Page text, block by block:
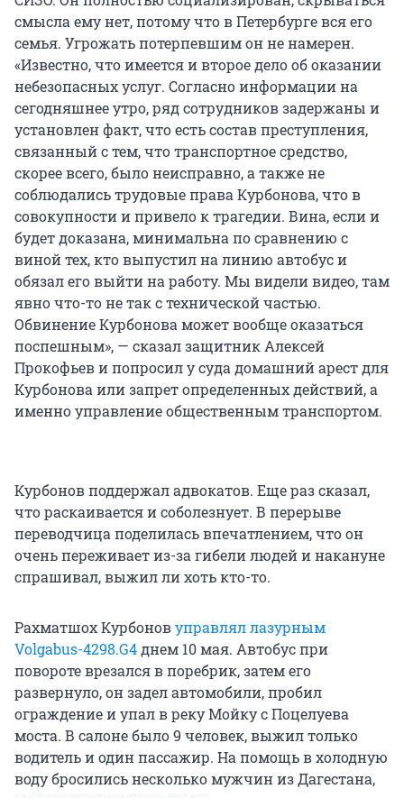
смысла ему нет, потому что в Петербурге вся его
семья. Угрожать потерпевшим он не намерен.
«Известно, что имеется и второе дело об оказании
небезопасных услуг. Согласно информации на
сегодняшнее утро, ряд сотрудников задержаны и
установлен факт, что есть состав преступления,
связанный с тем, что транспортное средство,
скорее всего, было неисправно, а также не
соблюдались трудовые права Курбонова, что в
совокупности и привело к трагедии. Вина, если и
будет доказана, минимальна по сравнению с
виной тех, кто выпустил на линию автобус и
обязал его выйти на работу. Мы видели видео, там
явно что-то не так с технической частью.
Обвинение Курбонова может вообще оказаться
поспешным», — сказал защитник Алексей
Прокофьев и попросил у суда домашний арест для
Курбонова или запрет определенных действий, а
именно управление общественным транспортом.
Курбонов поддержал адвокатов. Еще раз сказал,
что раскаивается и соболезнует. В перерыве
переводчица поделилась впечатлением, что он
очень переживает из-за гибели людей и накануне
спрашивал, выжил ли хоть кто-то.
Рахматшох Курбоновуправлял лазурным
Volgabus-4298.G4днем 10 мая. Автобус при
повороте врезался в поребрик, затем его
развернуло, он задел автомобили, пробил
ограждение и упал в реку Мойку с Поцелуева
моста. В салоне было 9 человек, выжил только
водитель и один пассажир. На помощь в холодную
воду бросились несколько мужчин из Дагестана,